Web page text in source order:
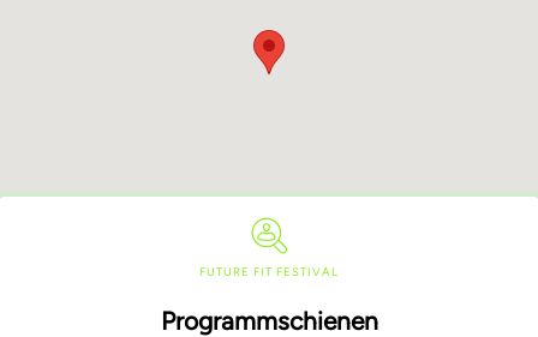
FUTURE FIT FESTIVAL
Programmschienen